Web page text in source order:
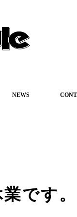
NEWS
です。